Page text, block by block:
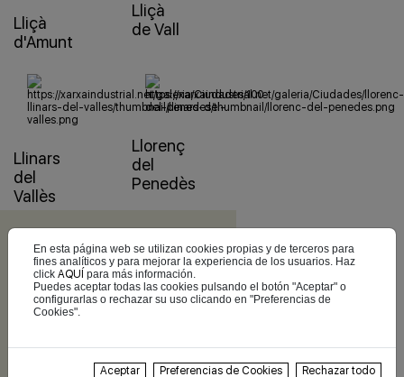
Lliçà
d'Amunt
Lliçà
de Vall
Llinars
del
Vallès
Llorenç
del
Penedès
Maçanet
Selva
Mar
En esta página web se utilizan cookies propias y de terceros para
fines analíticos y para mejorar la experiencia de los usuarios. Haz
click AQUÍ para más información.
Puedes aceptar todas las cookies pulsando el botón "Aceptar" o
configurarlas o rechazar su uso clicando en "Preferencias de
Cookies".
Aceptar Preferencias de Cookies Rechazar todo